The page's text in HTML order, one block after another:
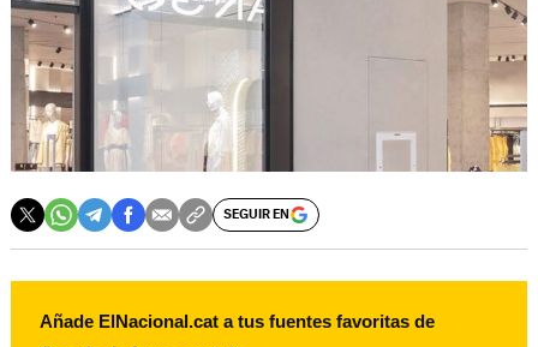
SEGUIR EN
Añade ElNacional.cat a tus fuentes favoritas de